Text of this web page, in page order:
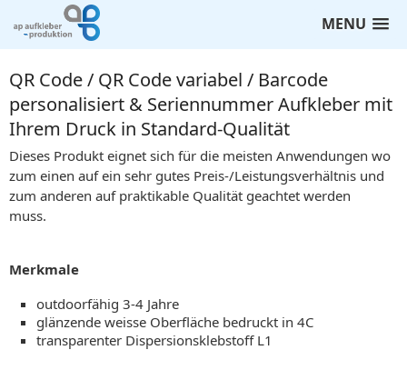
MENU
QR Code / QR Code variabel / Barcode
personalisiert & Seriennummer Aufkleber mit
Ihrem Druck in Standard-Qualität
Dieses Produkt eignet sich für die meisten Anwendungen wo
zum einen auf ein sehr gutes Preis-/Leistungsverhältnis und
zum anderen auf praktikable Qualität geachtet werden
muss.
Merkmale
outdoorfähig 3-4 Jahre
glänzende weisse Oberfläche bedruckt in 4C
transparenter Dispersionsklebstoff L1